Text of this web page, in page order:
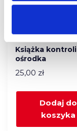
Książka kontroli
ośrodka
25,00 zł
Dodaj do
koszyka